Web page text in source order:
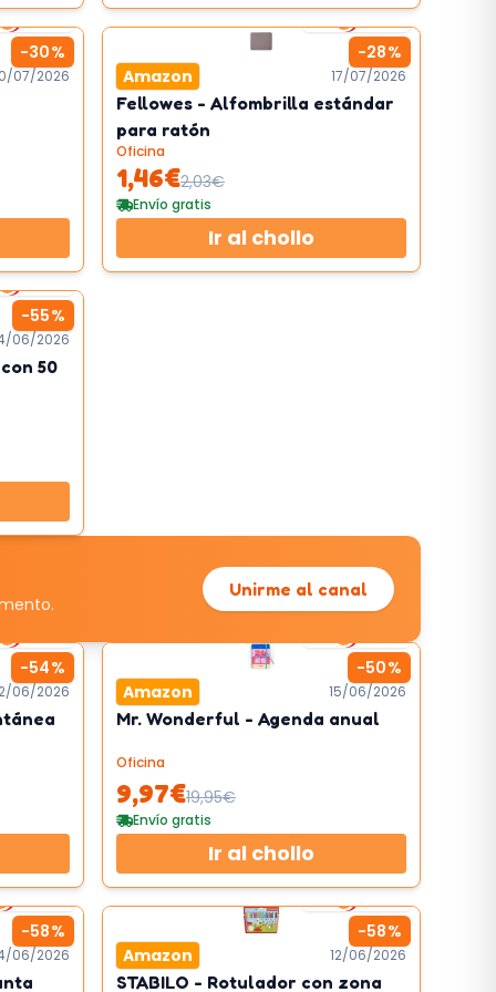
-30%
2km/h
07/2026
-28%
2km/h
Amazon 17/07/2026
Fellowes - Alfombrilla estándar
para ratón
Oficina
1,46€2,03€
Envío gratis
Ir al chollo
-55%
2km/h
06/2026
50
Unirme al canal
-54%
06/2026
-50%
Amazon 15/06/2026
Mr. Wonderful - Agenda anual
Oficina
9,97€19,95€
Envío gratis
Ir al chollo
-58%
km/h
06/2026
-58%
2km/h
Amazon 12/06/2026
STABILO - Rotulador con zona